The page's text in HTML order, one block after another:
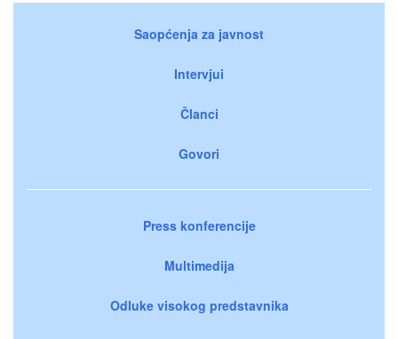
Saopćenja za javnost
Intervjui
Članci
Govori
Press konferencije
Multimedija
Odluke visokog predstavnika